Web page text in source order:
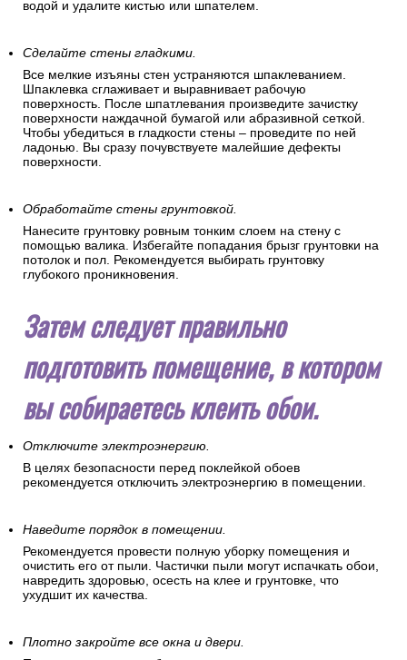
На поверхности стен не должно быть никаких посторонних
предметов (кронштейнов, креплений, гвоздей). Если в
помещении были поклеены старые обои, то смочите их
водой и удалите кистью или шпателем.
Сделайте стены гладкими.
Все мелкие изъяны стен устраняются шпаклеванием.
поверхность. После шпатлевания произведите зачистку
поверхности наждачной бумагой или абразивной сеткой.
Чтобы убедиться в гладкости стены – проведите по ней
ладонью. Вы сразу почувствуете малейшие дефекты
поверхности.
Нанесите грунтовку ровным тонким слоем на стену с
помощью валика. Избегайте попадания брызг грунтовки на
потолок и пол. Рекомендуется выбирать грунтовку
глубокого проникновения.
Затем следует правильно
подготовить помещение, в котором
Отключите электроэнергию.
В целях безопасности перед поклейкой обоев
рекомендуется отключить электроэнергию в помещении.
Рекомендуется провести полную уборку помещения и